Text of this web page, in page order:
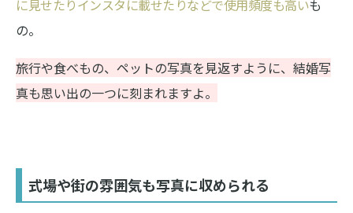
に見せたりインスタに載せたりなどで使用頻度も高いも
の。
旅行や食べもの、ペットの写真を見返すように、結婚写
真も思い出の一つに刻まれますよ。
式場や街の雰囲気も写真に収められる